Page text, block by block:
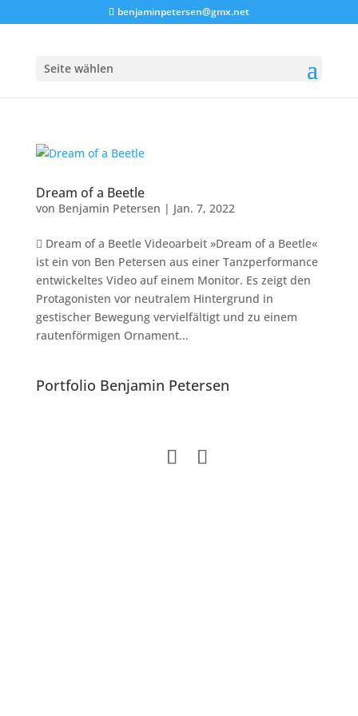
benjaminpetersen@gmx.net
Seite wählen
Dream of a Beetle
von Benjamin Petersen | Jan. 7, 2022
 Dream of a Beetle Videoarbeit »Dream of a Beetle«
ist ein von Ben Petersen aus einer Tanzperformance
entwickeltes Video auf einem Monitor. Es zeigt den
Protagonisten vor neutralem Hintergrund in
gestischer Bewegung vervielfältigt und zu einem
rautenförmigen Ornament...
Portfolio Benjamin Petersen